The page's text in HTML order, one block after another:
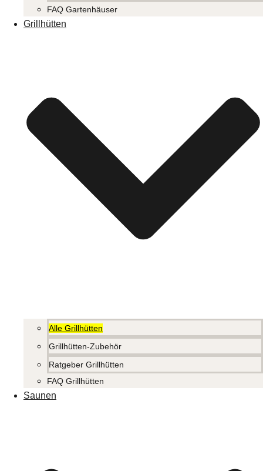
FAQ Gartenhäuser
Grillhütten
Alle Grillhütten
Grillhütten-Zubehör
Ratgeber Grillhütten
FAQ Grillhütten
Saunen